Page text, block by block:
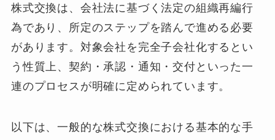
株式交換は、会社法に基づく法定の組織再編行
為であり、所定のステップを踏んで進める必要
があります。対象会社を完全子会社化するとい
う性質上、契約・承認・通知・交付といった一
連のプロセスが明確に定められています。
以下は、一般的な株式交換における基本的な手